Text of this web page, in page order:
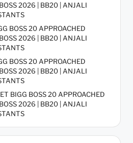
2026 | BB20 | ANJALI
BOSS 20 APPROACHED
2026 | BB20 | ANJALI
BOSS 20 APPROACHED
2026 | BB20 | ANJALI
BIGG BOSS 20 APPROACHED
2026 | BB20 | ANJALI